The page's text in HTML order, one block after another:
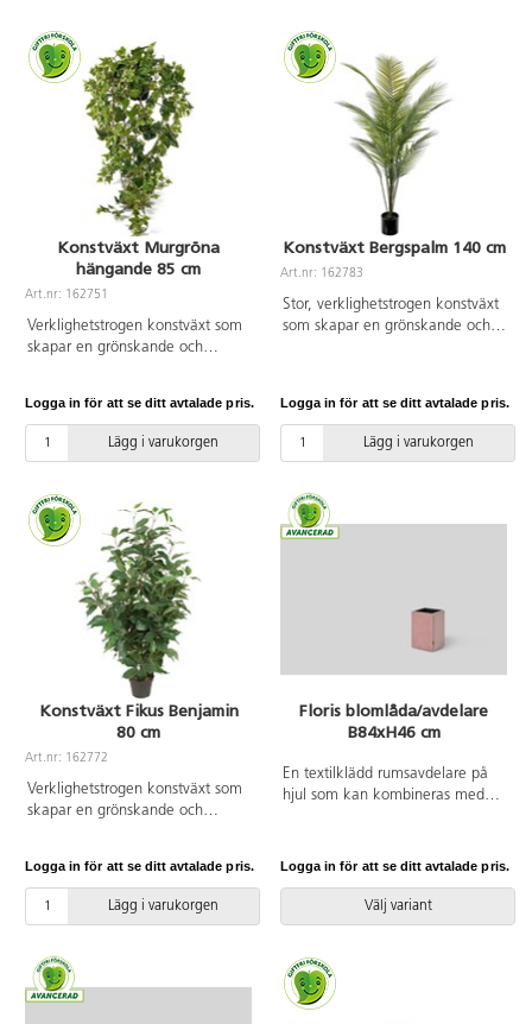
kruka: 14 cm. Kan innehålla
smådelar.
Konstväxt Murgröna
hängande 85 cm
Art.nr: 162751
Verklighetstrogen konstväxt som
skapar en grönskande och
materialet bleknar den inte, blir
inte missfärgad och behöver
varken solljus eller vatten. Höjd
kruka: 11 cm. Diam. botten av
kruka: 8 cm. Kan innehålla
smådelar.
Logga in för att se ditt avtalade pris.
Lägg i varukorgen
Konstväxt Bergspalm 140 cm
Art.nr: 162783
Stor, verklighetstrogen konstväxt
som skapar en grönskande och
inte missfärgad och behöver
varken solljus eller vatten. Höjd
kruka: 13 cm. Diam. topp av
kruka: 14 cm. Kan innehålla
smådelar.
Logga in för att se ditt avtalade pris.
Lägg i varukorgen
Konstväxt Fikus Benjamin
80 cm
Art.nr: 162772
Verklighetstrogen konstväxt som
skapar en grönskande och
materialet bleknar den inte, blir
inte missfärgad och behöver
varken solljus eller vatten. Höjd
kruka: 12 cm. Diam. botten av
kruka: 8 cm. Kan innehålla
smådelar.
Logga in för att se ditt avtalade pris.
Lägg i varukorgen
Floris blomlåda/avdelare
B84xH46 cm
En textilklädd rumsavdelare på
hjul som kan kombineras med
att du enkelt kan lyfta ut insatsen
B24/22xD24/22xH20cm.
Logga in för att se ditt avtalade pris.
Välj variant